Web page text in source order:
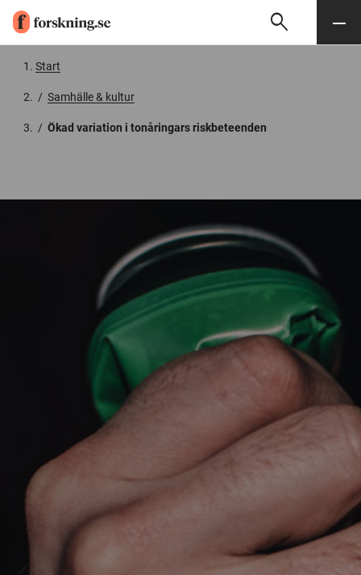
Söksearch Meny
Start
/ Samhälle & kultur
/ Ökad variation i tonåringars riskbeteenden